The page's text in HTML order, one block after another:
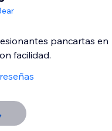
pancartas en
facilidad.